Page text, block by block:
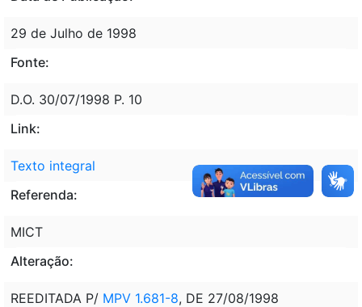
29 de Julho de 1998
Fonte:
D.O. 30/07/1998 P. 10
Link:
Texto integral
Referenda:
MICT
Alteração:
REEDITADA P/ MPV 1.681-8, DE 27/08/1998